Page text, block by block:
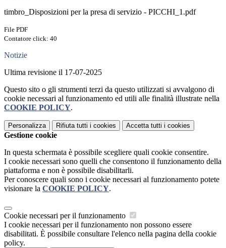
timbro_Disposizioni per la presa di servizio - PICCHI_1.pdf
File PDF
Contatore click: 40
Notizie
Ultima revisione il 17-07-2025
Questo sito o gli strumenti terzi da questo utilizzati si avvalgono di
cookie necessari al funzionamento ed utili alle finalità illustrate nella
COOKIE POLICY.
Personalizza Rifiuta tutti i cookies Accetta tutti i cookies
Gestione cookie
In questa schermata è possibile scegliere quali cookie consentire.
I cookie necessari sono quelli che consentono il funzionamento della
piattaforma e non è possibile disabilitarli.
Per conoscere quali sono i cookie necessari al funzionamento potete
visionare la COOKIE POLICY.
Cookie necessari per il funzionamento
I cookie necessari per il funzionamento non possono essere
disabilitati. È possibile consultare l'elenco nella pagina della cookie
policy.